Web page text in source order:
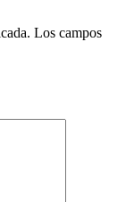
Los campos